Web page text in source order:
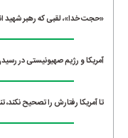
«حجت خدا»، لقبی که رهبر شهید
آمریکا و رژیم صهیونیستی در
تا آمریکا رفتارش را تصحیح نکند،